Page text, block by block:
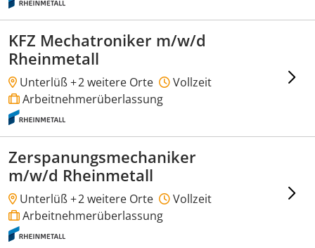
KFZ Mechatroniker m/w/d
Rheinmetall
Unterlüß +2 weitere Orte
Vollzeit
Arbeitnehmerüberlassung
Zerspanungsmechaniker
m/w/d Rheinmetall
Unterlüß +2 weitere Orte
Vollzeit
Arbeitnehmerüberlassung